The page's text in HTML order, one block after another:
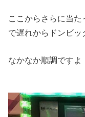
ここからさらに当
で遅れからドンビッ
なかなか順調ですよ